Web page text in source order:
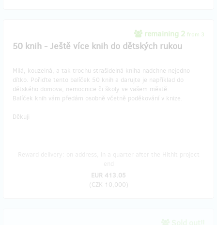
remaining 2 from 3
50 knih - Ještě více knih do dětských rukou
Milá, kouzelná, a tak trochu strašidelná kniha nadchne nejedno
dítko. Pořiďte tento balíček 50 knih a darujte je například do
dětského domova, nemocnice či školy ve vašem městě.
Balíček knih vám předám osobně včetně poděkování v knize.
Děkuji
EUR 413.05
(CZK 10,000)